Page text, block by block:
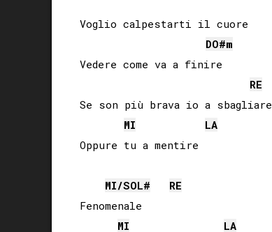
Voglio calpestarti il cuore
DO#m
Vedere come va a finire
RE
Se son più brava io a sbagliare
MI
LA
Oppure tu a mentire
MI/SOL#
RE
Fenomenale
MI
LA